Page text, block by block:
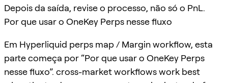
Depois da saída, revise o processo, não só o PnL.
Por que usar o OneKey Perps nesse fluxo
Em Hyperliquid perps map / Margin workflow, esta
parte começa por “Por que usar o OneKey Perps
nesse fluxo”. cross-market workflows work best